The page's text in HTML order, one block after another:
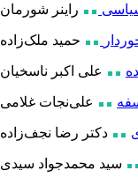
راینر شورمان
حمید ملک‌زاده
علی اکبر ناسخیان
علی‌نجات غلامی
دکتر رضا نجف‌زاده
سید محمدجواد سیدی